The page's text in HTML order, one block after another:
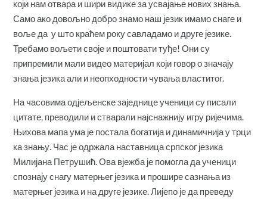
који нам отвара и шири видике за усвајање нових знања.
Само ако довољно добро знамо наш језик имамо снаге и
воље да у што краћем року савладамо и друге језике.
Требамо вољети своје и поштовати туђе! Они су
припремили мали видео материјал који говор о значају
знања језика али и неопходности чувања властитог.
На часовима одјељенске заједнице ученици су писали
цитате, преводили и стварали најснажнију игру ријечима.
Њихова мапа ума је постала богатија и динамичнија у трци
ка знању. Час је одржала наставница српског језика
Милијана Петрушић. Ова вјежба је помогла да ученици
спознају снагу матерњег језика и прошире сазнања из
матерњег језика и на друге језике. Лијепо је да преведу